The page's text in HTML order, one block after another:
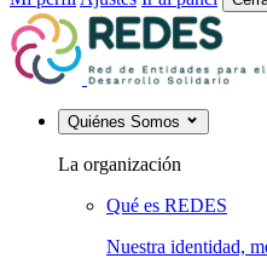
Quiénes Somos
La organización
Qué es REDES
Nuestra identidad,